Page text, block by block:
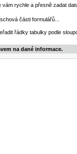
rychle a přesně zadat
části formulářů...
řádky tabulky podle
na dané informace.